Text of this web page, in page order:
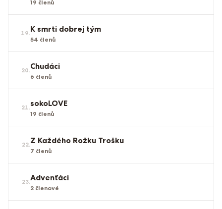
19 členů
19.K smrti dobrej tým
54 členů
20.Chudáci
6 členů
21.sokoLOVE
19 členů
22.Z Každého Rožku Trošku
7 členů
23.Advenťáci
2 členové